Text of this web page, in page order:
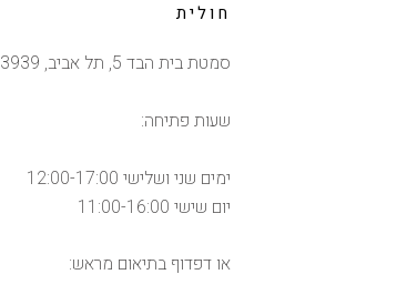
חולית
סמטת בית הבד 5, תל אביב, 03-6273939
שעות פתיחה:
ימים שני ושלישי 12:00-17:00
יום שישי 11:00-16:00
או דפדוף בתיאום מראש: